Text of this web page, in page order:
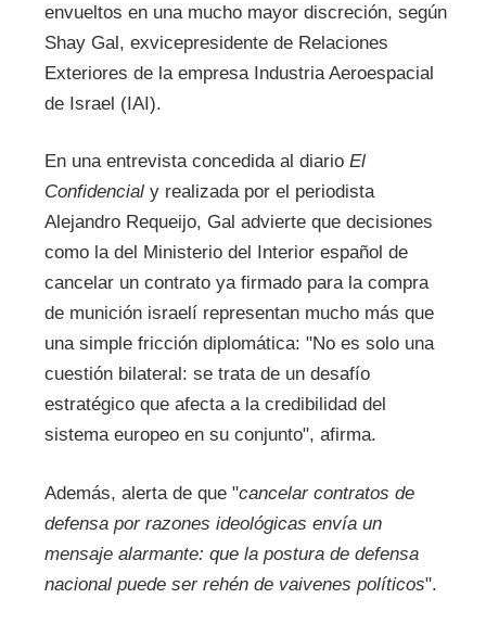
envueltos en una mucho mayor discreción, según
Shay Gal, exvicepresidente de Relaciones
Exteriores de la empresa Industria Aeroespacial
de Israel (IAI).
En una entrevista concedida al diario El
Confidencialy realizada por el periodista
Alejandro Requeijo, Gal advierte que decisiones
como la del Ministerio del Interior español de
cancelar un contrato ya firmado para la compra
de munición israelí representan mucho más que
una simple fricción diplomática: "No es solo una
cuestión bilateral: se trata de un desafío
estratégico que afecta a la credibilidad del
sistema europeo en su conjunto", afirma.
Además, alerta de que "cancelar contratos de
defensa por razones ideológicas envía un
mensaje alarmante: que la postura de defensa
nacional puede ser rehén de vaivenes políticos".